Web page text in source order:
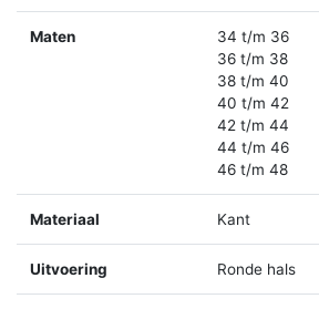
Maten
34 t/m 36
36 t/m 38
38 t/m 40
40 t/m 42
42 t/m 44
44 t/m 46
46 t/m 48
Materiaal Kant
Uitvoering Ronde hals